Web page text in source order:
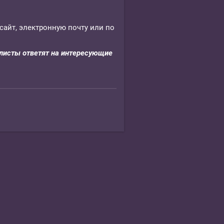
электронную почту или по
ответят на интересующие